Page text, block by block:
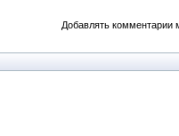
Добавлять комментарии